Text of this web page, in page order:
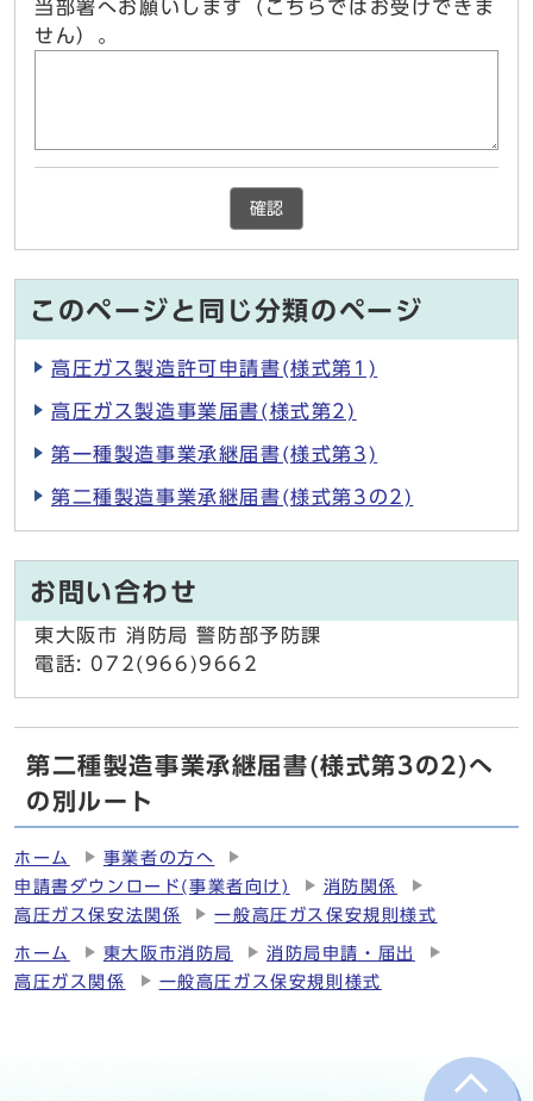
当部署へお願いします（こちらではお受けできま
せん）。
確認
このページと同じ分類のページ
高圧ガス製造許可申請書(様式第1)
高圧ガス製造事業届書(様式第2)
第一種製造事業承継届書(様式第3)
第二種製造事業承継届書(様式第3の2)
お問い合わせ
東大阪市 消防局 警防部予防課
電話: 072(966)9662
第二種製造事業承継届書(様式第3の2)へ
の別ルート
ホーム
事業者の方へ
申請書ダウンロード(事業者向け)
消防関係
高圧ガス保安法関係
一般高圧ガス保安規則様式
ホーム 東大阪市消防局
消防局申請・届出
高圧ガス関係
一般高圧ガス保安規則様式